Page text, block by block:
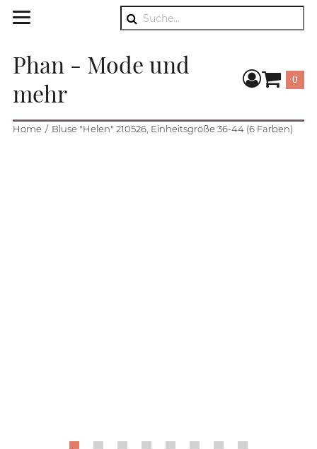
Phan - Mode und
mehr
0
Home Bluse "Helen" 210526, Einheitsgröße 36-44 (6 Farben)